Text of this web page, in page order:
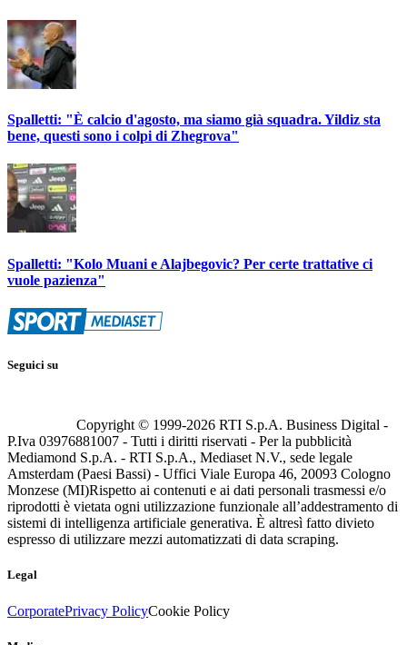
Spalletti: "È calcio d'agosto, ma siamo già squadra. Yildiz sta
bene, questi sono i colpi di Zhegrova"
Spalletti: "Kolo Muani e Alajbegovic? Per certe trattative ci
vuole pazienza"
Seguici su
Copyright © 1999-2026 RTI S.p.A. Business Digital -
P.Iva 03976881007 - Tutti i diritti riservati - Per la pubblicità
Mediamond S.p.A. - RTI S.p.A., Mediaset N.V., sede legale
Amsterdam (Paesi Bassi) - Uffici Viale Europa 46, 20093 Cologno
Monzese (MI)Rispetto ai contenuti e ai dati personali trasmessi e/o
riprodotti è vietata ogni utilizzazione funzionale all’addestramento di
sistemi di intelligenza artificiale generativa. È altresì fatto divieto
espresso di utilizzare mezzi automatizzati di data scraping.
Legal
CorporatePrivacy PolicyCookie Policy